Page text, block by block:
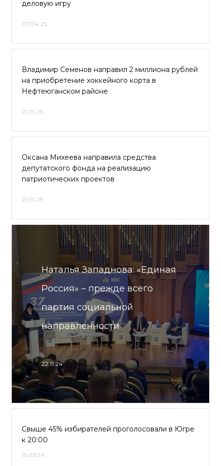
деловую игру
07.04.25
Владимир Семенов направил 2 миллиона рублей
на приобретение хоккейного корта в
Нефтеюганском районе
21.01.25
Оксана Михеева направила средства
депутатского фонда на реализацию
патриотических проектов
21.01.25
Наталья Западнова: «Единая
Россия» – прежде всего
партия социальной
направленности
22.11.24
Свыше 45% избирателей проголосовали в Югре
к 20:00
15.03.24